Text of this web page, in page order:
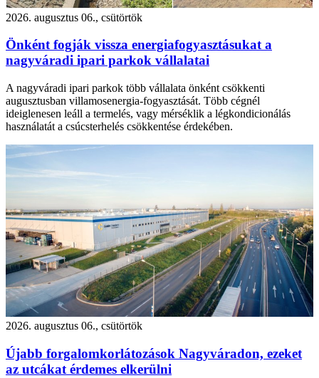
2026. augusztus 06., csütörtök
Önként fogják vissza energiafogyasztásukat a
nagyváradi ipari parkok vállalatai
A nagyváradi ipari parkok több vállalata önként csökkenti
augusztusban villamosenergia-fogyasztását. Több cégnél
ideiglenesen leáll a termelés, vagy mérséklik a légkondicionálás
használatát a csúcsterhelés csökkentése érdekében.
2026. augusztus 06., csütörtök
Újabb forgalomkorlátozások Nagyváradon, ezeket
az utcákat érdemes elkerülni